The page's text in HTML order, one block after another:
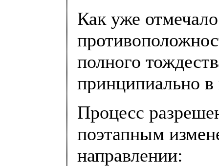
Как уже
полного
принципиально в
Процесс
поэтапным
направлении: